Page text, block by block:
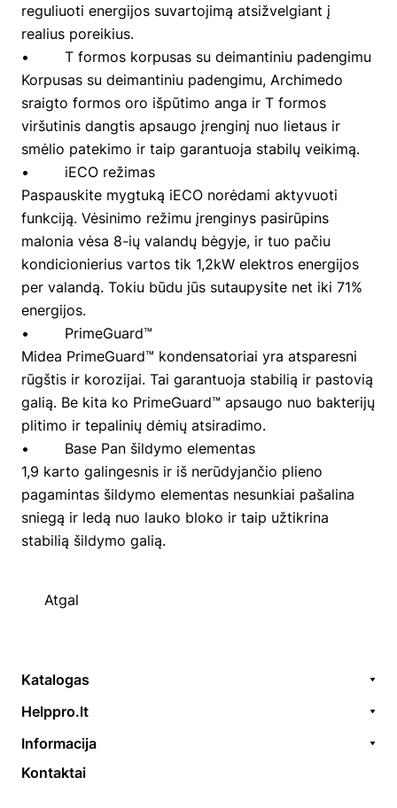
reguliuoti energijos suvartojimą atsižvelgiant į
realius poreikius.
• T formos korpusas su deimantiniu padengimu
Korpusas su deimantiniu padengimu, Archimedo
sraigto formos oro išpūtimo anga ir T formos
viršutinis dangtis apsaugo įrenginį nuo lietaus ir
smėlio patekimo ir taip garantuoja stabilų veikimą.
• iECO režimas
Paspauskite mygtuką iECO norėdami aktyvuoti
funkciją. Vėsinimo režimu įrenginys pasirūpins
malonia vėsa 8-ių valandų bėgyje, ir tuo pačiu
kondicionierius vartos tik 1,2kW elektros energijos
per valandą. Tokiu būdu jūs sutaupysite net iki 71%
energijos.
• PrimeGuard™
Midea PrimeGuard™ kondensatoriai yra atsparesni
rūgštis ir korozijai. Tai garantuoja stabilią ir pastovią
galią. Be kita ko PrimeGuard™ apsaugo nuo bakterijų
plitimo ir tepalinių dėmių atsiradimo.
• Base Pan šildymo elementas
1,9 karto galingesnis ir iš nerūdyjančio plieno
pagamintas šildymo elementas nesunkiai pašalina
sniegą ir ledą nuo lauko bloko ir taip užtikrina
stabilią šildymo galią.
Atgal
Katalogas
Prekės / aksesuarai
Akcijos
Prekiniai ženklai
Helppro.lt
EGS
Informacija
Kontaktai